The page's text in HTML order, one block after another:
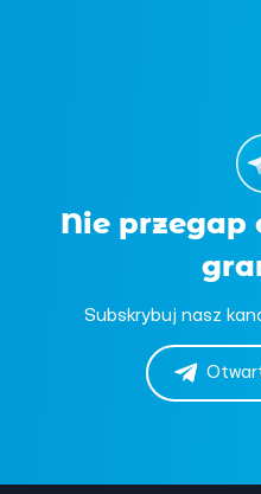
Nie przegap
Subskrybuj nasz